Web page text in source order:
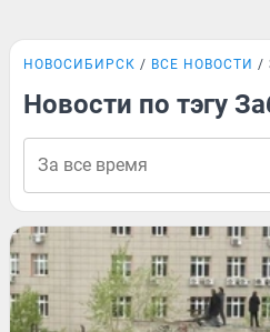
НОВОСИБИРСК ВСЕ НОВОСТИ
Новости по тэгу